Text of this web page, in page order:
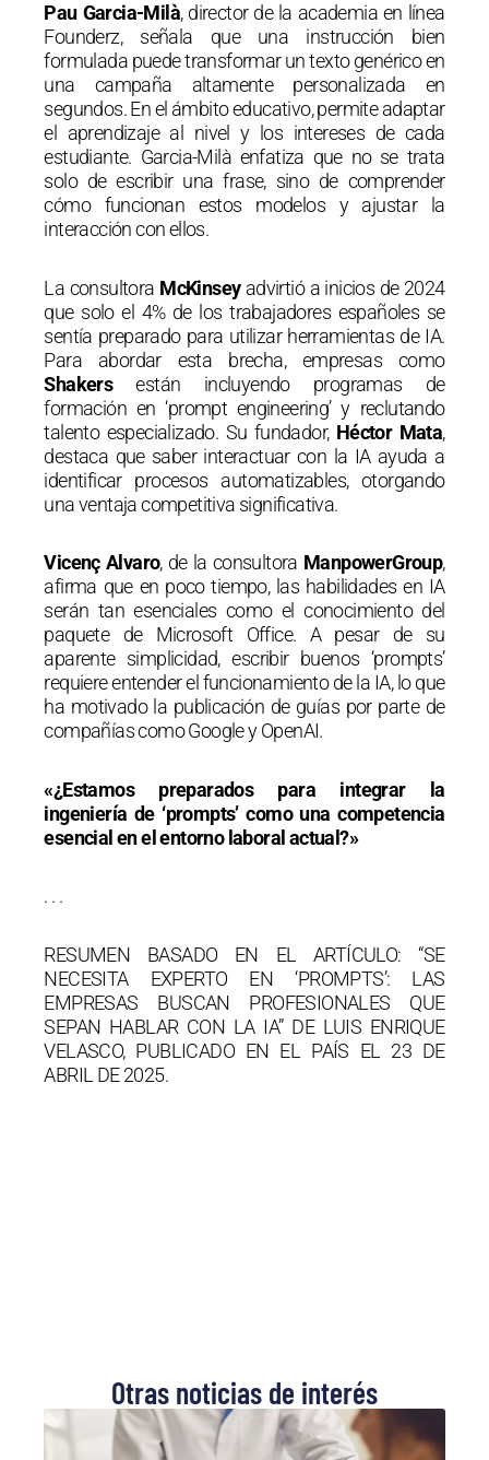
Pau Garcia-Milà, director de la academia en línea
Founderz, señala que una instrucción bien
formulada puede transformar un texto genérico en
una campaña altamente personalizada en
segundos. En el ámbito educativo, permite adaptar
el aprendizaje al nivel y los intereses de cada
estudiante. Garcia-Milà enfatiza que no se trata
solo de escribir una frase, sino de comprender
cómo funcionan estos modelos y ajustar la
interacción con ellos.
La consultora McKinseyadvirtió a inicios de 2024
que solo el 4% de los trabajadores españoles se
sentía preparado para utilizar herramientas de IA.
Para abordar esta brecha, empresas como
Shakersestán incluyendo programas de
formación en ‘prompt engineering’ y reclutando
talento especializado. Su fundador, Héctor Mata,
destaca que saber interactuar con la IA ayuda a
identificar procesos automatizables, otorgando
una ventaja competitiva significativa.
Vicenç Alvaro, de la consultora ManpowerGroup,
afirma que en poco tiempo, las habilidades en IA
serán tan esenciales como el conocimiento del
paquete de Microsoft Office. A pesar de su
aparente simplicidad, escribir buenos ‘prompts’
requiere entender el funcionamiento de la IA, lo que
ha motivado la publicación de guías por parte de
compañías como Google y OpenAI.
«¿Estamos preparados para integrar la
ingeniería de ‘prompts’ como una competencia
esencial en el entorno laboral actual?»
. . .
RESUMEN BASADO EN EL ARTÍCULO: “SE
NECESITA EXPERTO EN ‘PROMPTS’: LAS
EMPRESAS BUSCAN PROFESIONALES QUE
SEPAN HABLAR CON LA IA” DE LUIS ENRIQUE
VELASCO, PUBLICADO EN EL PAÍS EL 23 DE
ABRIL DE 2025.
Otras noticias de interés